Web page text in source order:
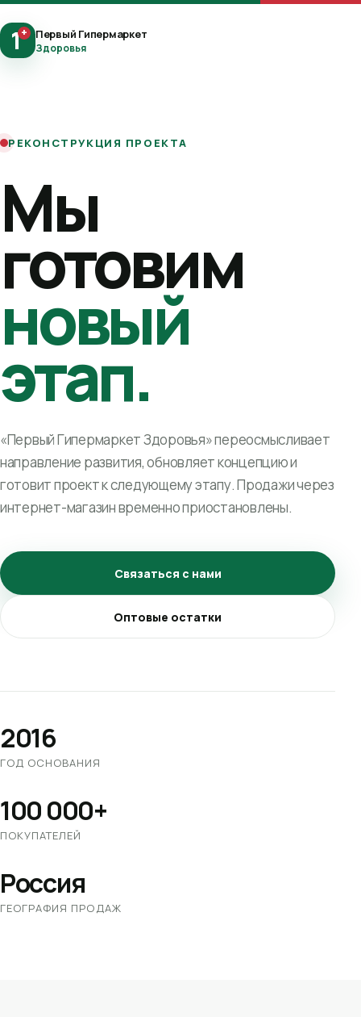
1+ Первый Гипермаркет
Здоровья
РЕКОНСТРУКЦИЯ ПРОЕКТА
Мы
готовим
новый
этап.
«Первый Гипермаркет Здоровья» переосмысливает
направление развития, обновляет концепцию и
готовит проект к следующему этапу. Продажи через
интернет-магазин временно приостановлены.
Связаться с нами
Оптовые остатки
2016
ГОД ОСНОВАНИЯ
100 000+
ПОКУПАТЕЛЕЙ
Россия
ГЕОГРАФИЯ ПРОДАЖ